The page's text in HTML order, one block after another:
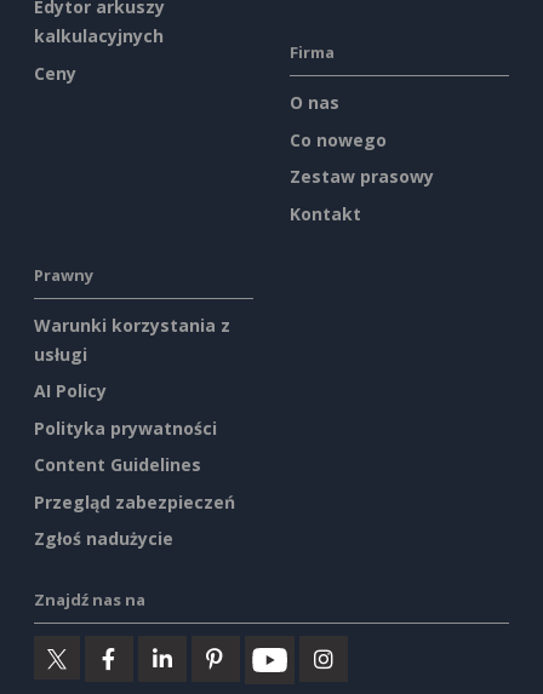
Edytor arkuszy
kalkulacyjnych
Ceny
Firma
O nas
Co nowego
Zestaw prasowy
Kontakt
Prawny
Warunki korzystania z
usługi
AI Policy
Polityka prywatności
Content Guidelines
Przegląd zabezpieczeń
Zgłoś nadużycie
Znajdź nas na